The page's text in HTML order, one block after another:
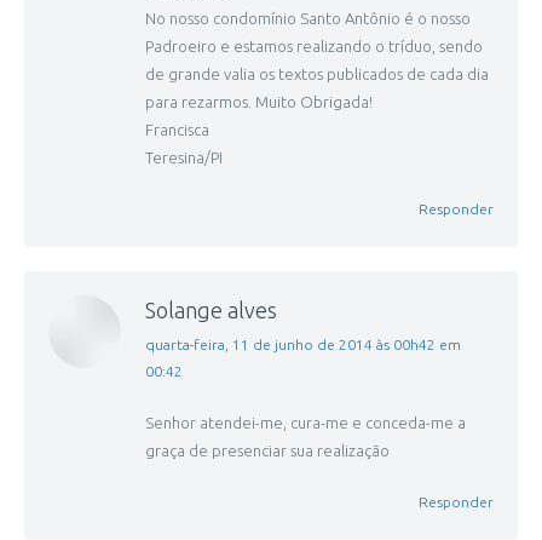
No nosso condomínio Santo Antônio é o nosso
Padroeiro e estamos realizando o tríduo, sendo
de grande valia os textos publicados de cada dia
para rezarmos. Muito Obrigada!
Francisca
Teresina/PI
Responder
Solange alves
disse:
quarta-feira, 11 de junho de 2014 às 00h42 em
00:42
Senhor atendei-me, cura-me e conceda-me a
graça de presenciar sua realização
Responder